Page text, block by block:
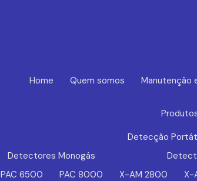
Home Quem somos
Manutenção
Detecção
Detectores Monogás
PAC 6500
PAC 8000
X-AM 2800
X-